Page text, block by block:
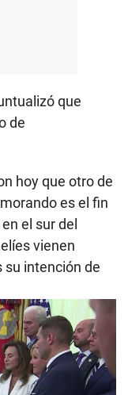
que
de
hoy que otro de
es el fin
el sur del
vienen
su intención de